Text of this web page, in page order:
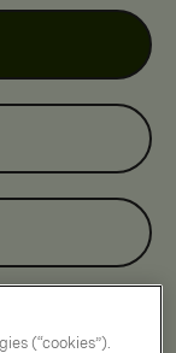
(“cookies”).